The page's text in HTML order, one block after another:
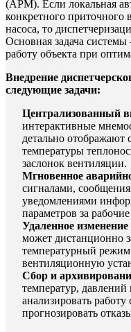
(АРМ). Если локальная
конкретного приточного
насоса, то
Основная задача
работу объекта при
Внедрение
следующие задачи:
Централизованный
интерактивные
детально
температуры
заслонок вентиляции.
Мгновенное
сигналами,
уведомлениями
параметров за
Удаленное
может дистанционно
температурный режим
вентиляционную
Сбор и
температур,
анализировать
прогнозировать